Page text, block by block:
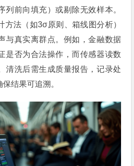
列前向填充）或剔除无效样本。
方法（如3σ原则、箱线图分析）
与真实离群点。例如，金融数据
是否为合法操作，而传感器读数
清洗后需生成质量报告，记录处
结果可追溯。